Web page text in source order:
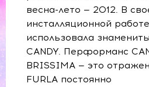
весна-лето — 2012. В
инсталляционной
использовала
CANDY. Перформанс
BRISSIMA — это
FURLA постоянно